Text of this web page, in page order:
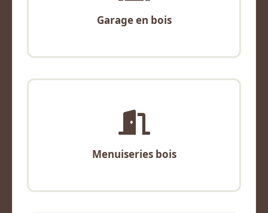
Garage en bois
Menuiseries bois